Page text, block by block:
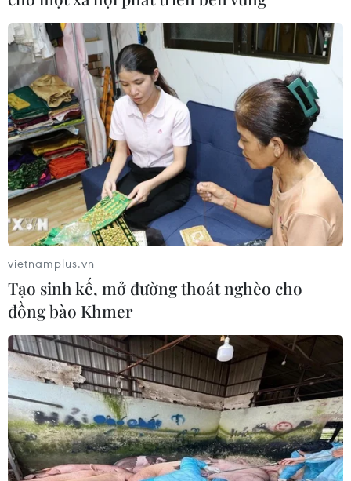
05/08/2026 04:57
Đình chỉ chức vụ một hiệu trưởng do
liên quan đường dây cá độ bóng đá
05/08/2026 03:25
Cảnh báo lừa đảo mùa tựu trường:
Cẩn trọng với thủ đoạn giả danh, đặt
cọc
04/08/2026 14:55
Khởi tố vụ buôn bán hàng giả mạo
nhãn hiệu nổi tiếng tại Đắk Lắk
04/08/2026 14:34
Ba tỉnh biên giới đề xuất giải pháp
tăng hiệu quả chống buôn lậu thuốc
lá
04/08/2026 14:20
vietnamplus.vn
Tạo sinh kế, mở đường thoát nghèo cho
đồng bào Khmer